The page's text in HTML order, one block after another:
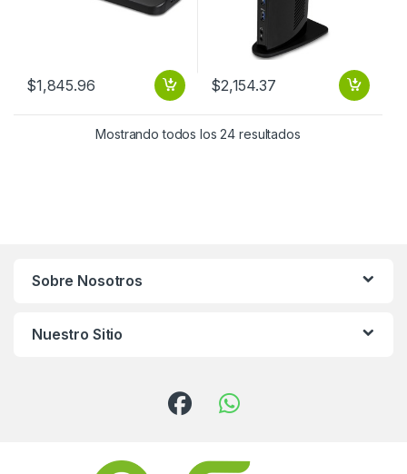
$1,845.96 $2,154.37
Mostrando todos los 24 resultados
Sobre Nosotros
Nuestro Sitio